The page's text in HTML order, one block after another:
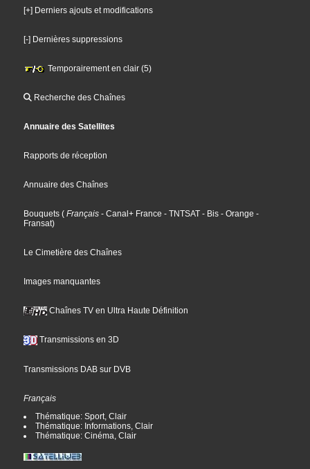
[+] Derniers ajouts et modifications
[-] Dernières suppressions
Temporairement en clair (5)
Recherche des Chaînes
Annuaire des Satellites
Rapports de réception
Annuaire des Chaînes
Bouquets ( Français - Canal+ France - TNTSAT - Bis - Orange -
Fransat)
Le Cimetière des Chaînes
Images manquantes
Chaînes TV en Ultra Haute Définition
Transmissions en 3D
Transmissions DAB sur DVB
Français
Thématique: Sport, Clair
Thématique: Informations, Clair
Thématique: Cinéma, Clair